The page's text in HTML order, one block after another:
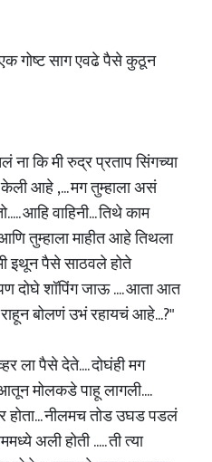
गोष्ट साग एवढे पैसे कुठून
ना कि मी रुद्र प्रताप सिंगच्या
आहे ,... मग तुम्हाला असं
आहि वाहिनी... तिथे काम
तुम्हाला माहीत आहे तिथला
इथून पैसे साठवले होते
शॉपिंग जाऊ .... आता आत
बोलणं उभं रहायचं आहे...?"
ला पैसे देते.... दोघंही मग
मोलकडे पाहू लागली....
नीलमच तोड उघड पडलं
अली होती ..... ती त्या